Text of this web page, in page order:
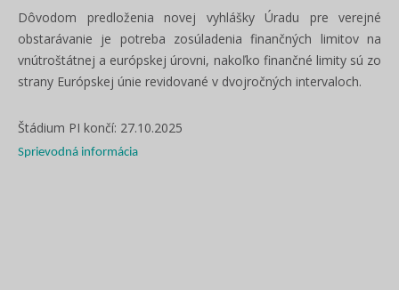
Dôvodom predloženia novej vyhlášky Úradu pre verejné
obstarávanie je potreba zosúladenia finančných limitov na
vnútroštátnej a európskej úrovni, nakoľko finančné limity sú zo
strany Európskej únie revidované v dvojročných intervaloch.
Štádium PI končí: 27.10.2025
Sprievodná informácia